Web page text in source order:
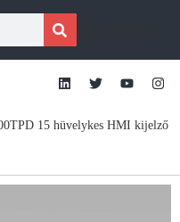
15 hüvelykes HMI kijelző